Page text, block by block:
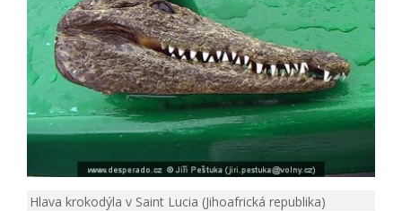
Hlava krokodýla v Saint Lucia (Jihoafrická republika)